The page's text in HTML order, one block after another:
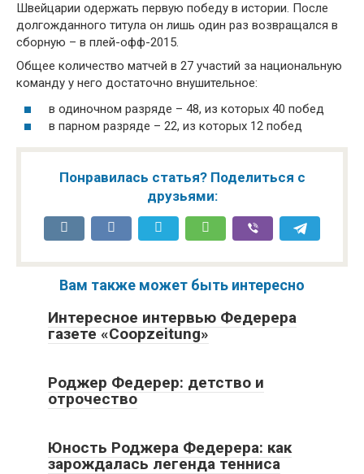
Швейцарии одержать первую победу в истории. После
долгожданного титула он лишь один раз возвращался в
сборную – в плей-офф-2015.
Общее количество матчей в 27 участий за национальную
команду у него достаточно внушительное:
в одиночном разряде – 48, из которых 40 побед
в парном разряде – 22, из которых 12 побед
Понравилась статья? Поделиться с
друзьями:
Вам также может быть интересно
Интересное интервью Федерера
газете «Coopzeitung»
Роджер Федерер: детство и
отрочество
Юность Роджера Федерера: как
зарождалась легенда тенниса